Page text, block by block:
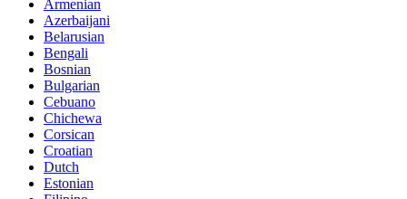
Armenian
Azerbaijani
Belarusian
Bengali
Bosnian
Bulgarian
Cebuano
Chichewa
Corsican
Croatian
Dutch
Estonian